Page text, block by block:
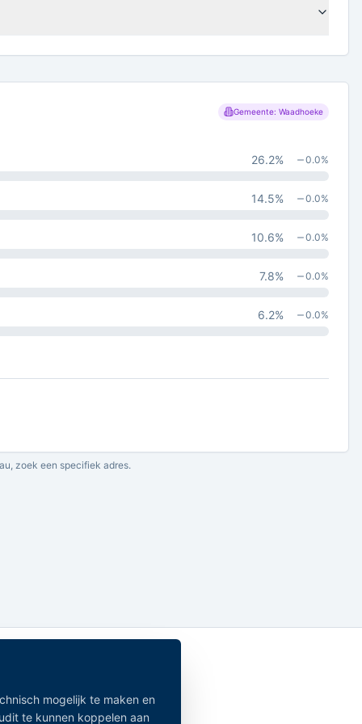
Gemeente: Waadhoeke
26.2% 0.0%
14.5% 0.0%
10.6% 0.0%
7.8% 0.0%
6.2% 0.0%
zoek een specifiek adres.
mogelijk te maken en
te kunnen koppelen aan